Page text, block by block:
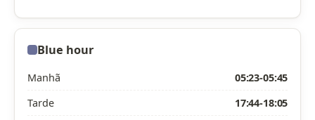
Blue hour
Manhã
05:23-05:45
Tarde
17:44-18:05